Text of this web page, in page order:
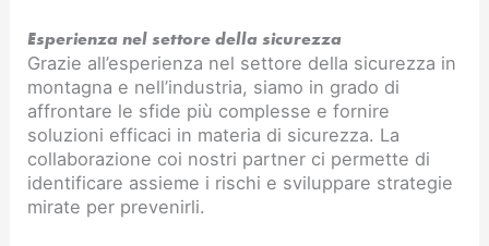
Esperienza nel settore della sicurezza
Grazie all’esperienza nel settore della sicurezza in
montagna e nell’industria, siamo in grado di
affrontare le sfide più complesse e fornire
soluzioni efficaci in materia di sicurezza. La
collaborazione coi nostri partner ci permette di
identificare assieme i rischi e sviluppare strategie
mirate per prevenirli.